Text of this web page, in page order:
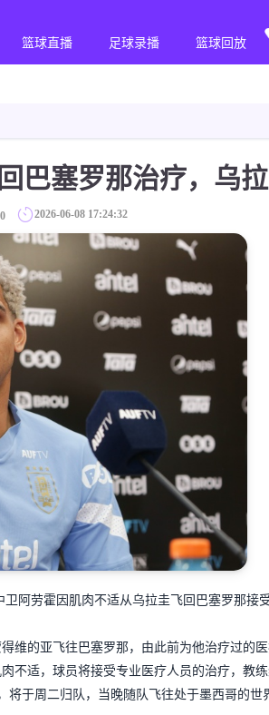
篮球直播 足球录播 篮球回放
2026-06-08 17:24:32
阿劳霍因肌肉不适从乌拉圭飞回巴塞罗那接
维的亚飞往巴塞罗那，由此前为他治疗过的
不适，球员将接受专业医疗人员的治疗，教
于周二归队，当晚随队飞往处于墨西哥的世